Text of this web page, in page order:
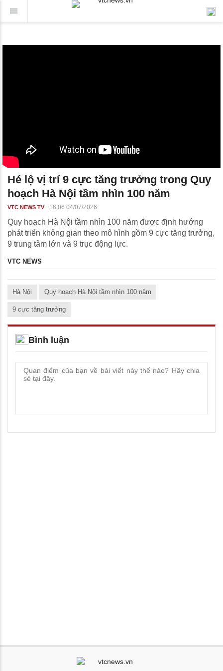
Hé lộ vị trí 9 cực tăng trưởng trong Quy
hoạch Hà Nội tầm nhìn 100 năm
VTC NEWS TV 16:06 04/07/2026
Quy hoạch Hà Nội tầm nhìn 100 năm được định hướng
phát triển không gian theo mô hình gồm 9 cực tăng trưởng,
9 trung tâm lớn và 9 trục động lực.
VTC NEWS
Hà Nội Quy hoạch Hà Nội tầm nhìn 100 năm
9 cực tăng trưởng
Bình luận